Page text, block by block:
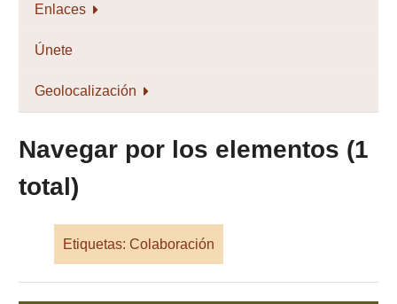
Enlaces
Únete
Geolocalización
Navegar por los elementos (1
total)
Etiquetas: Colaboración